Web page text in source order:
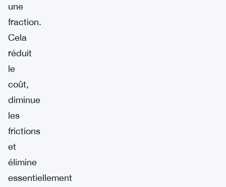
une
fraction.
Cela
réduit
le
coût,
diminue
les
frictions
et
élimine
essentiellement